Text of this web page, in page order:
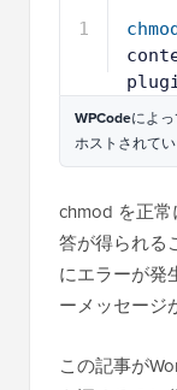
1
WPCodeによっ
ホストされて
chmod を正
答が得られる
にエラーが発